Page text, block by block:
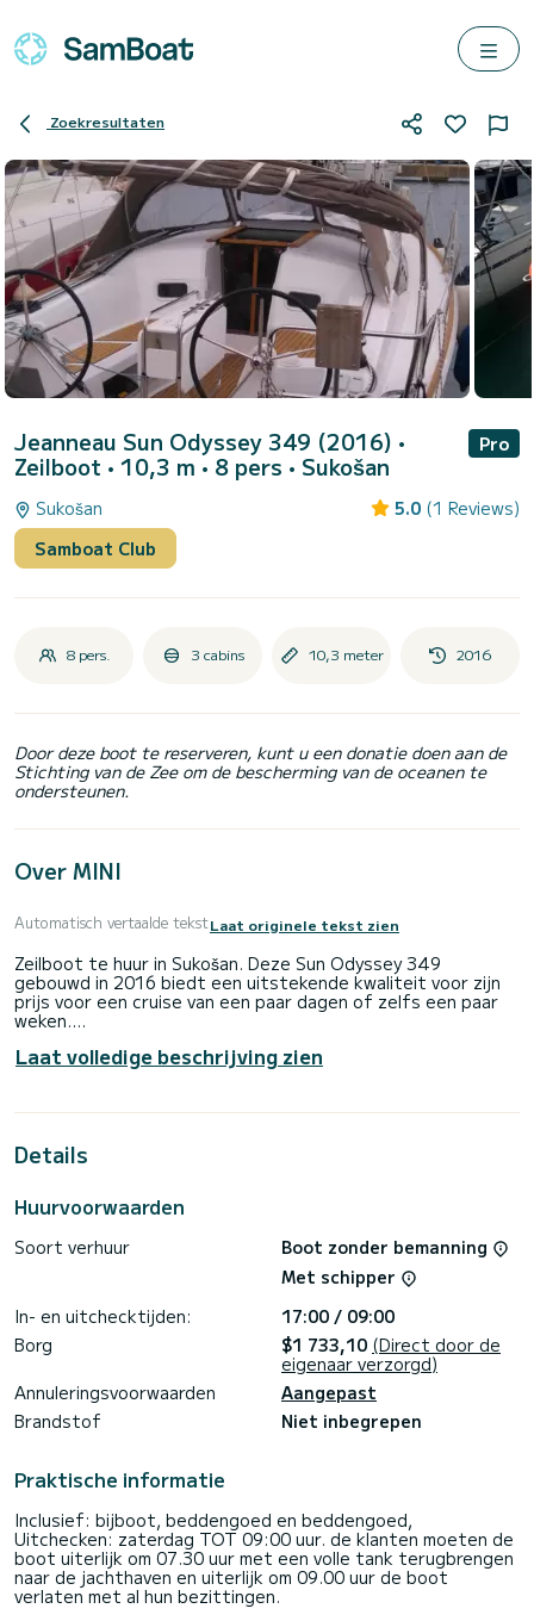
Zoekresultaten
Jeanneau Sun Odyssey 349 (2016) •
Zeilboot • 10,3 m • 8 pers • Sukošan
Pro
Sukošan 5.0 (1 Reviews)
Samboat Club
8 pers. 3 cabins 10,3 meter 2016
Door deze boot te reserveren, kunt u een donatie doen aan de
Stichting van de Zee om de bescherming van de oceanen te
ondersteunen.
Over MINI
Automatisch vertaalde tekstLaat originele tekst zien
Zeilboot te huur in Sukošan. Deze Sun Odyssey 349
gebouwd in 2016 biedt een uitstekende kwaliteit voor zijn
prijs voor een cruise van een paar dagen of zelfs een paar
weken.
De zeilboot is 10 meter lang met 21 pk. De 3 hutten bieden
plaats aan 8 passagiers tijdens het cruisen.
Voor uw comfort heeft MINI 1 toilet met een douche
Deze boot is uitgerust met een Furling grootzeil en een
offerte aan te vragen, wij nemen contact met u op met
Laat volledige beschrijving zien
Details
Huurvoorwaarden
Soort verhuur
Boot zonder bemanning
Met schipper
In- en uitchecktijden:
17:00 / 09:00
Borg
$1 733,10 (Direct door de
eigenaar verzorgd)
Annuleringsvoorwaarden
Aangepast
Brandstof
Niet inbegrepen
Praktische informatie
Inclusief: bijboot, beddengoed en beddengoed,
Uitchecken: zaterdag TOT 09:00 uur. de klanten moeten de
boot uiterlijk om 07.30 uur met een volle tank terugbrengen
naar de jachthaven en uiterlijk om 09.00 uur de boot
verlaten met al hun bezittingen.